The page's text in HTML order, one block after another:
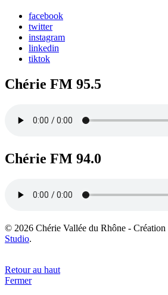
facebook
twitter
instagram
linkedin
tiktok
Chérie FM 95.5
Chérie FM 94.0
© 2026 Chérie Vallée du Rhône - Création
Studio.
Retour au haut
Fermer